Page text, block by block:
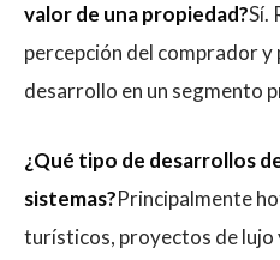
valor de una propiedad?Sí.
percepción del comprador
desarrollo en un segmento
¿Qué tipo de desarrollos
sistemas?Principalmente
turísticos, proyectos de lujo